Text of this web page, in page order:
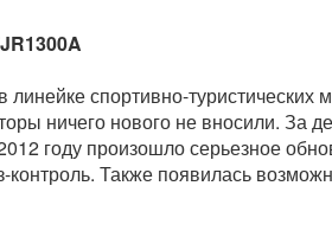
спортивно-туристических
ничего нового не вносили. За
году произошло серьезное
Также появилась